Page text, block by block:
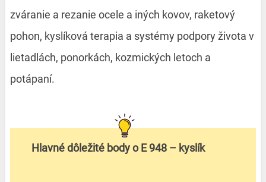
zváranie a rezanie ocele a iných kovov, raketový
pohon, kyslíková terapia a systémy podpory života v
lietadlách, ponorkách, kozmických letoch a
potápaní.
Hlavné dôležité body o E 948 – kyslík